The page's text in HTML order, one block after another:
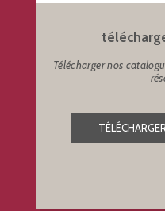
Télécharger nos